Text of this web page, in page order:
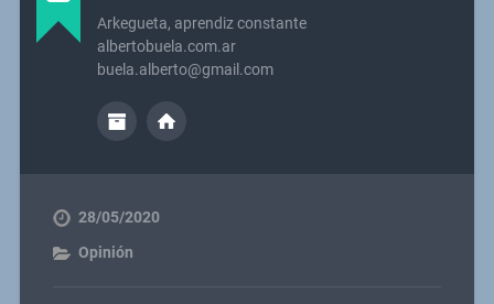
Arkegueta, aprendiz constante
albertobuela.com.ar
buela.alberto@gmail.com
28/05/2020
Opinión